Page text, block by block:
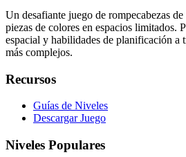
Un desafiante juego de rompecabezas
piezas de colores en espacios limitados.
espacial y habilidades de planificación a
más complejos.
Recursos
Guías de Niveles
Descargar Juego
Niveles Populares